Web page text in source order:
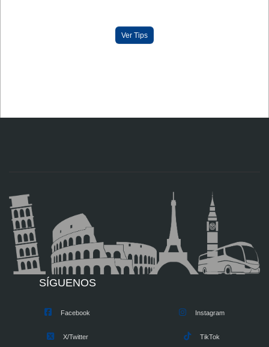
Ver Tips
SÍGUENOS
Facebook
X/Twitter
Instagram
TikTok